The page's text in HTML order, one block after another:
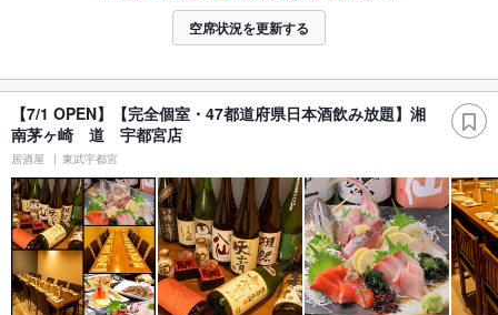
空席状況を更新する
【7/1 OPEN】【完全個室・47都道府県日本酒飲み放題】湘
南茅ヶ崎 道 宇都宮店
居酒屋 東武宇都宮